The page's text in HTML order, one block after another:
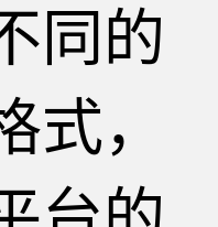
同的
式，